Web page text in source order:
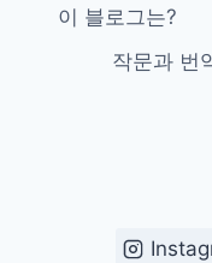
이 블로그는?
작문과 번